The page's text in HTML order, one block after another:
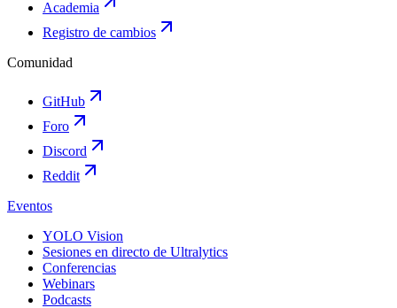
Academia
Registro de cambios
Comunidad
GitHub
Foro
Discord
Reddit
Eventos
YOLO Vision
Sesiones en directo de Ultralytics
Conferencias
Webinars
Podcasts